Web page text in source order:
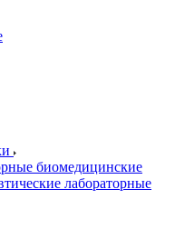
биомедицинские
лабораторные